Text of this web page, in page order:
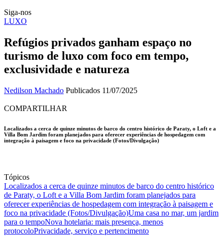
Siga-nos
LUXO
Refúgios privados ganham espaço no
turismo de luxo com foco em tempo,
exclusividade e natureza
Nedilson Machado Publicados 11/07/2025
COMPARTILHAR
Localizados a cerca de quinze minutos de barco do centro histórico de Paraty, o Loft e a
Villa Bom Jardim foram planejados para oferecer experiências de hospedagem com
integração à paisagem e foco na privacidade (Fotos/Divulgação)
Tópicos
Localizados a cerca de quinze minutos de barco do centro histórico
de Paraty, o Loft e a Villa Bom Jardim foram planejados para
oferecer experiências de hospedagem com integração à paisagem e
foco na privacidade (Fotos/Divulgação)Uma casa no mar, um jardim
para o tempoNova hotelaria: mais presença, menos
protocoloPrivacidade, serviço e pertencimento